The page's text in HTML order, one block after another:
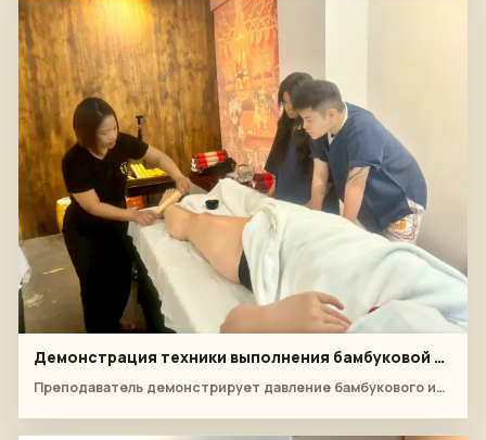
Демонстрация техники выполнения бамбуковой спины
Преподаватель демонстрирует давление бамбукового инструмента на спину, в то время как учащиеся наблюдают за углом и ритмом.